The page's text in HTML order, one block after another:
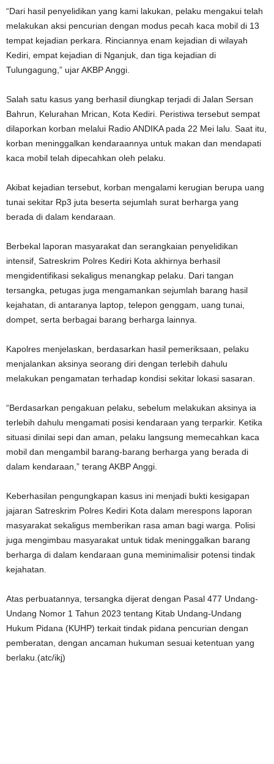
“Dari hasil penyelidikan yang kami lakukan, pelaku mengakui telah
melakukan aksi pencurian dengan modus pecah kaca mobil di 13
tempat kejadian perkara. Rinciannya enam kejadian di wilayah
Kediri, empat kejadian di Nganjuk, dan tiga kejadian di
Tulungagung,” ujar AKBP Anggi.
Salah satu kasus yang berhasil diungkap terjadi di Jalan Sersan
Bahrun, Kelurahan Mrican, Kota Kediri. Peristiwa tersebut sempat
dilaporkan korban melalui Radio ANDIKA pada 22 Mei lalu. Saat itu,
korban meninggalkan kendaraannya untuk makan dan mendapati
kaca mobil telah dipecahkan oleh pelaku.
Akibat kejadian tersebut, korban mengalami kerugian berupa uang
tunai sekitar Rp3 juta beserta sejumlah surat berharga yang
berada di dalam kendaraan.
Berbekal laporan masyarakat dan serangkaian penyelidikan
intensif, Satreskrim Polres Kediri Kota akhirnya berhasil
mengidentifikasi sekaligus menangkap pelaku. Dari tangan
tersangka, petugas juga mengamankan sejumlah barang hasil
kejahatan, di antaranya laptop, telepon genggam, uang tunai,
dompet, serta berbagai barang berharga lainnya.
Kapolres menjelaskan, berdasarkan hasil pemeriksaan, pelaku
menjalankan aksinya seorang diri dengan terlebih dahulu
melakukan pengamatan terhadap kondisi sekitar lokasi sasaran.
“Berdasarkan pengakuan pelaku, sebelum melakukan aksinya ia
terlebih dahulu mengamati posisi kendaraan yang terparkir. Ketika
situasi dinilai sepi dan aman, pelaku langsung memecahkan kaca
mobil dan mengambil barang-barang berharga yang berada di
dalam kendaraan,” terang AKBP Anggi.
Keberhasilan pengungkapan kasus ini menjadi bukti kesigapan
jajaran Satreskrim Polres Kediri Kota dalam merespons laporan
masyarakat sekaligus memberikan rasa aman bagi warga. Polisi
juga mengimbau masyarakat untuk tidak meninggalkan barang
berharga di dalam kendaraan guna meminimalisir potensi tindak
kejahatan.
Atas perbuatannya, tersangka dijerat dengan Pasal 477 Undang-
Undang Nomor 1 Tahun 2023 tentang Kitab Undang-Undang
Hukum Pidana (KUHP) terkait tindak pidana pencurian dengan
pemberatan, dengan ancaman hukuman sesuai ketentuan yang
berlaku.(atc/ikj)